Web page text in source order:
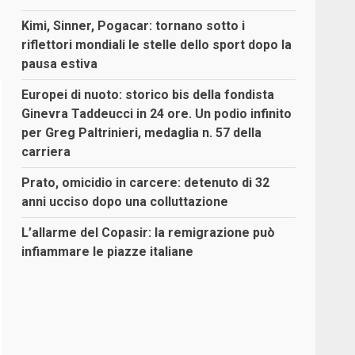
Kimi, Sinner, Pogacar: tornano sotto i
riflettori mondiali le stelle dello sport dopo la
pausa estiva
Europei di nuoto: storico bis della fondista
Ginevra Taddeucci in 24 ore. Un podio infinito
per Greg Paltrinieri, medaglia n. 57 della
carriera
Prato, omicidio in carcere: detenuto di 32
anni ucciso dopo una colluttazione
L’allarme del Copasir: la remigrazione può
infiammare le piazze italiane